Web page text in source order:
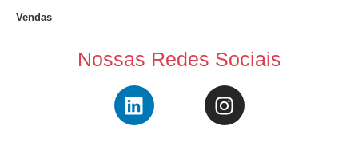
Vendas
Nossas Redes Sociais